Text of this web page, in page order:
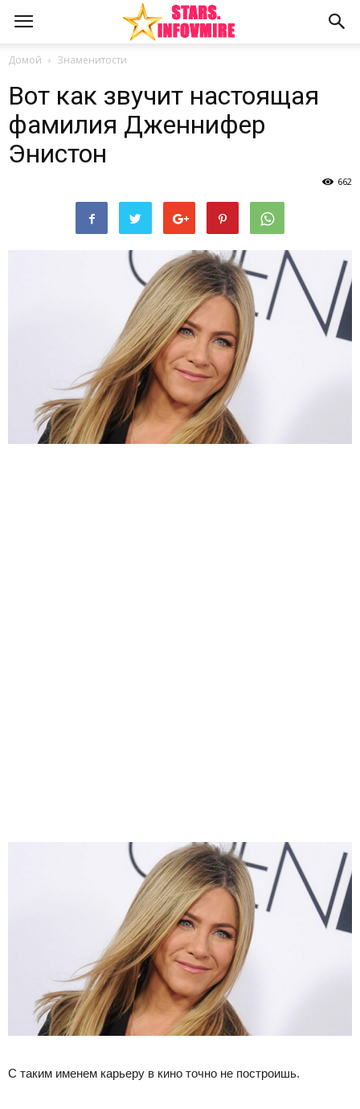
Домой Знаменитости
Вот как звучит настоящая
фамилия Дженнифер
Энистон
662
С таким именем карьеру в кино точно не построишь.